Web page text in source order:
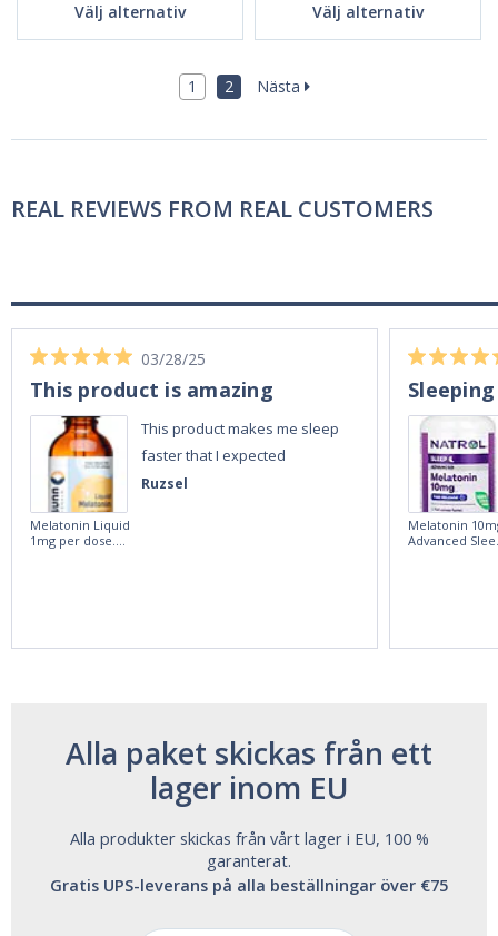
Välj alternativ Välj alternativ
1 2 Nästa
REAL REVIEWS FROM REAL CUSTOMERS
Ruzsel
03/28/25
This product is amazing
This product makes me sleep
faster that I expected
Melatonin Liquid
1mg per dose.
Melatonin
Advanced
Alla paket skickas från ett
lager inom EU
Alla produkter skickas från vårt lager i EU, 100 %
garanterat.
Gratis UPS-leverans på alla beställningar över €75